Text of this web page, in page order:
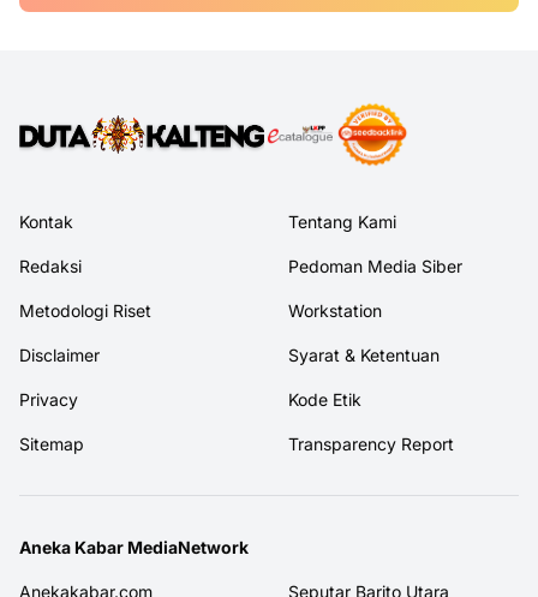
Kontak Tentang Kami
Redaksi Pedoman Media Siber
Metodologi Riset Workstation
Disclaimer Syarat & Ketentuan
Privacy Kode Etik
Sitemap Transparency Report
Aneka Kabar MediaNetwork
Anekakabar.com Seputar Barito Utara